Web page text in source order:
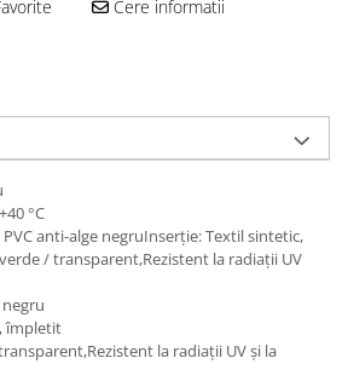
Cere informatii
°C
anti-alge negruInserție: Textil sintetic,
/ transparent,Rezistent la radiații UV
împletit
la radiații UV și la